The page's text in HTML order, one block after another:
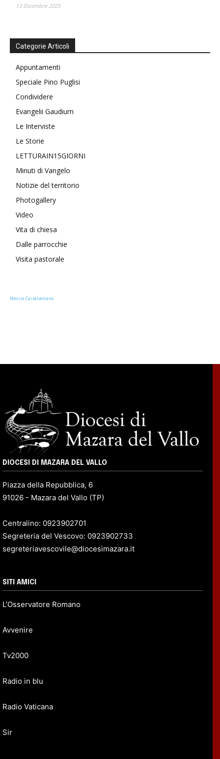
13 Dicembre 2025
Categorie Articoli
Appuntamenti
Speciale Pino Puglisi
Condividere
Evangelii Gaudium
Le Interviste
Le Storie
LETTURAIN15GIORNI
Minuti di Vangelo
Notizie del territorio
Photogallery
Video
Vita di chiesa
Dalle parrocchie
Visita pastorale
Notizie Castelvetrano
DIOCESI DI MAZARA DEL VALLO
Piazza della Repubblica, 6
91026 - Mazara del Vallo (TP)
Centralino: 0923902701
Segreteria del Vescovo: 0923902733
segreteriavescovile@diocesimazara.it
SITI AMICI
L’Osservatore Romano
Avvenire
Tv2000
Radio in blu
Radio Vaticana
Sir